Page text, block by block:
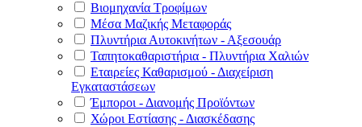
Βιομηχανία Τροφίμων
Μέσα Μαζικής Μεταφοράς
Πλυντήρια Αυτοκινήτων - Αξεσουάρ
Ταπητοκαθαριστήρια - Πλυντήρια Χαλιών
Εταιρείες Καθαρισμού - Διαχείριση
Εγκαταστάσεων
Έμποροι - Διανομής Προϊόντων
Χώροι Εστίασης - Διασκέδασης